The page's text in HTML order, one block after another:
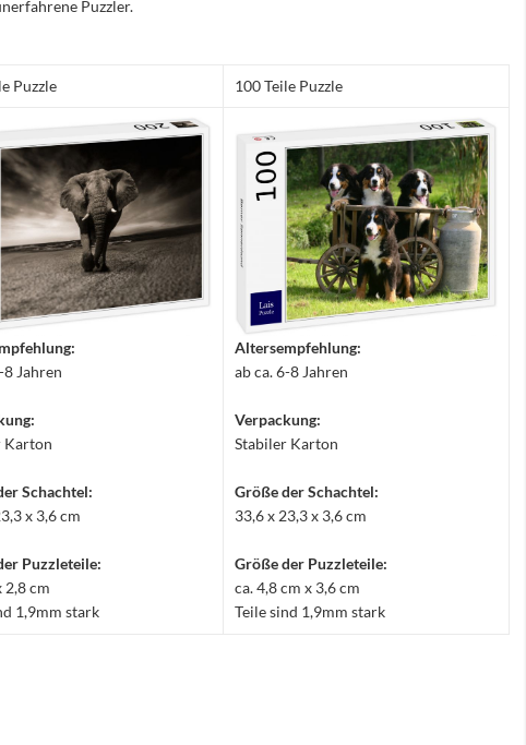
Puzzler.
Puzzle 100 Teile Puzzle
8 Jahren
Karton
Schachtel:
x 3,6 cm
Puzzleteile:
2,8 cm
1,9mm stark
Altersempfehlung:
ab ca. 6-8 Jahren
Verpackung:
Stabiler Karton
Größe der Schachtel:
33,6 x 23,3 x 3,6 cm
Größe der Puzzleteile:
ca. 4,8 cm x 3,6 cm
Teile sind 1,9mm stark